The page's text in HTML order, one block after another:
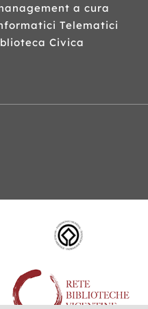
a cura
Telematici
Civica